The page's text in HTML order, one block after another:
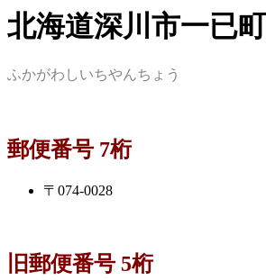
北海道深川市一已町
ふかがわしいちやんちょう
郵便番号 7桁
〒074-0028
旧郵便番号 5桁